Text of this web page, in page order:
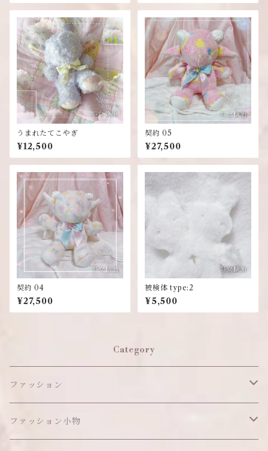
うまれたてこやぎ
¥12,500
契約 05
¥27,500
契約 04
¥27,500
被検体 type:2
¥5,500
Category
ファッション
ワンピース
ファッション小物